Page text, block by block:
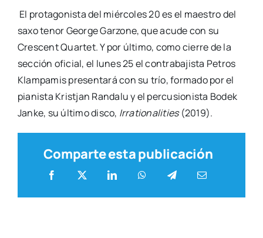
El pro­ta­go­nis­ta del miér­co­les 20 es el maes­tro del
saxo tenor Geor­ge Gar­zo­ne, que acu­de con su
Cres­cent Quar­tet. Y por últi­mo, como cie­rre de la
sec­ción ofi­cial, el lunes 25 el con­tra­ba­jis­ta Petros
Klam­pa­mis pre­sen­ta­rá con su trío, for­ma­do por el
pia­nis­ta Krist­jan Ran­da­lu y el per­cu­sio­nis­ta Bodek
Jan­ke, su últi­mo dis­co, Irra­tio­na­li­ties(2019).
Comparte esta publicación